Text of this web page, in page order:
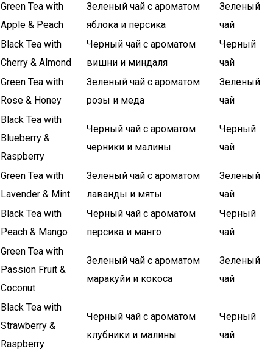
Green Tea with
Apple & Peach
Зеленый чай с ароматом
яблока и персика
Зеленый
чай
Black Tea with
Cherry & Almond
Черный чай с ароматом
вишни и миндаля
Черный
чай
Green Tea with
Rose & Honey
Зеленый чай с ароматом
розы и меда
Зеленый
чай
Black Tea with
Blueberry &
Raspberry
Черный чай с ароматом
черники и малины
Черный
чай
Green Tea with
Lavender & Mint
Зеленый чай с ароматом
лаванды и мяты
Зеленый
чай
Black Tea with
Peach & Mango
Черный чай с ароматом
персика и манго
Черный
чай
Green Tea with
Passion Fruit &
Coconut
Зеленый чай с ароматом
маракуйи и кокоса
Зеленый
чай
Black Tea with
Strawberry &
Raspberry
Черный чай с ароматом
клубники и малины
Черный
чай